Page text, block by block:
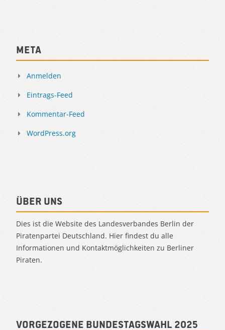
Meta
Anmelden
Eintrags-Feed
Kommentar-Feed
WordPress.org
Über uns
Dies ist die Website des Landesverbandes Berlin der
Piratenpartei Deutschland. Hier findest du alle
Informationen und Kontaktmöglichkeiten zu Berliner
Piraten.
Vorgezogene Bundestagswahl 2025